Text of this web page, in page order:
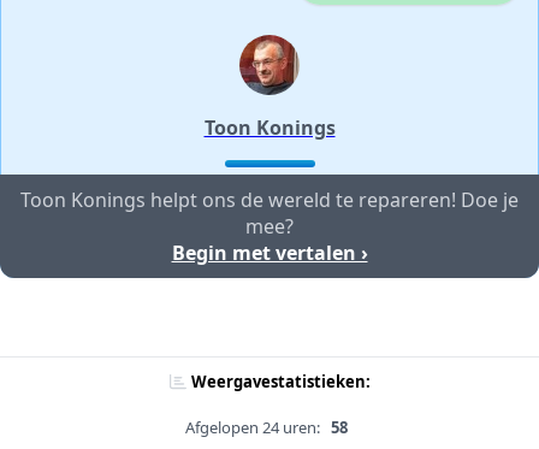
Toon Konings
Toon Konings helpt ons de wereld te repareren! Doe je
mee?
Begin met vertalen ›
Weergavestatistieken:
Afgelopen 24 uren: 58